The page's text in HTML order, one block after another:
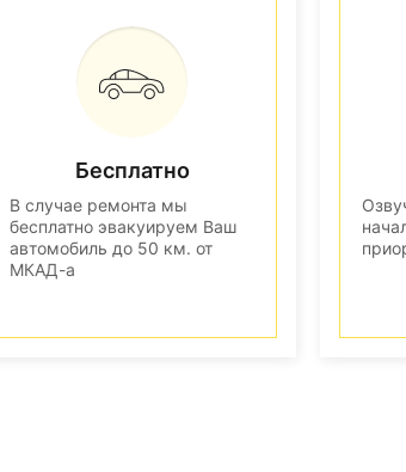
Бесплатно
В случае ремонта мы
бесплатно эвакуируем Ваш
автомобиль до 50 км. от
МКАД-а